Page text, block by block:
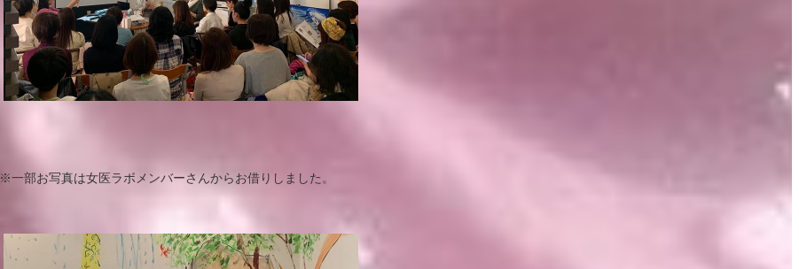
※一部お写真は女医ラボメンバーさんからお借りしました。